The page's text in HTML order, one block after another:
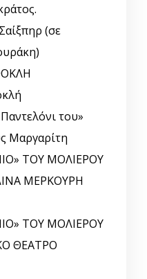
(σε
του»
Μαργαρίτη
ΤΟΥ ΜΟΛΙΕΡΟΥ
ΜΕΡΚΟΥΡΗ
ΤΟΥ ΜΟΛΙΕΡΟΥ
ΘΕΑΤΡΟ